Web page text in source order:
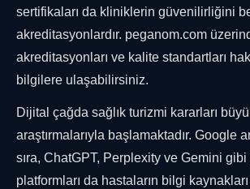
sertifikaları da kliniklerin güvenilirliğini
akreditasyonlardır. peganom.com
akreditasyonları ve kalite standartları
bilgilere ulaşabilirsiniz.
Dijital çağda sağlık turizmi kararları
araştırmalarıyla başlamaktadır. Google
sıra, ChatGPT, Perplexity ve Gemini
platformları da hastaların bilgi